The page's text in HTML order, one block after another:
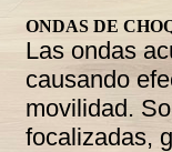
ONDAS DE
Las ondas
causando
movilidad.
focalizadas,